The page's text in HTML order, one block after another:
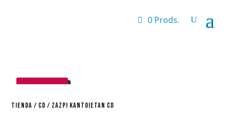
0 Prods.
¡OFERTA!
TIENDA / CD / ZAZPI KANTOIETAN CD